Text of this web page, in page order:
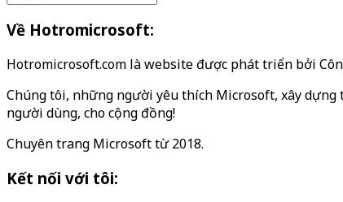
Về Hotromicrosoft:
Hotromicrosoft.com là website được phát triển bởi
Chúng tôi, những người yêu thích Microsoft, xây
người dùng, cho cộng đồng!
Chuyên trang Microsoft từ 2018.
Kết nối với tôi: